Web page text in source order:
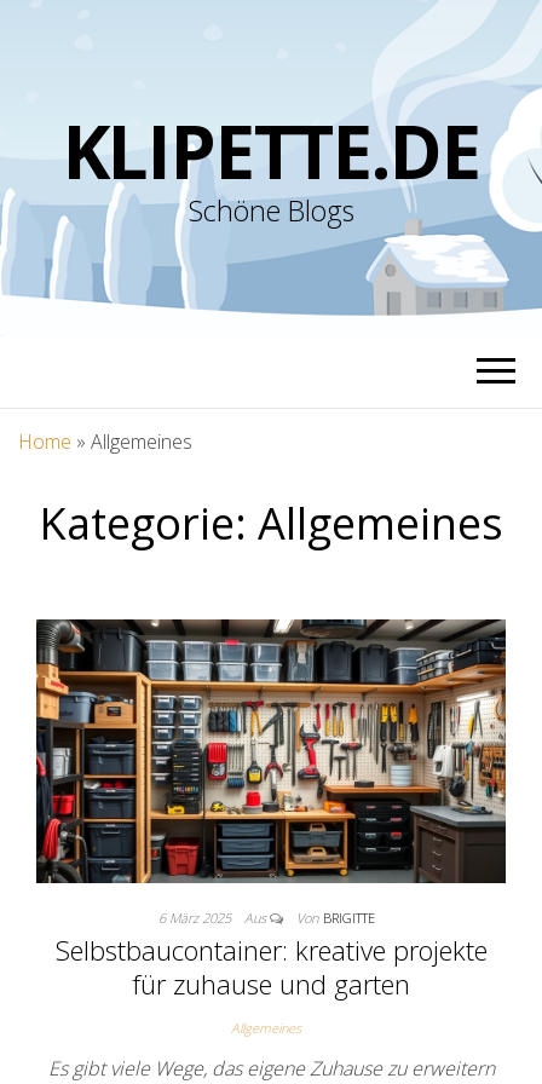
KLIPETTE.DE
Schöne Blogs
Home » Allgemeines
Kategorie: Allgemeines
6 März 2025 Aus Von BRIGITTE
Selbstbaucontainer: kreative projekte
für zuhause und garten
Allgemeines
Es gibt viele Wege, das eigene Zuhause zu erweitern